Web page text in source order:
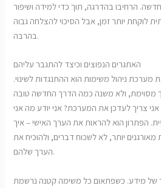
הרחיבו בהדרגה, תוך כדי למידה ושיפור
לוקחת יותר זמן, אבל הסיכוי להצלחה גבוה
בהרבה.
האתגרים הנפוצים וכיצד להתגבר עליהם
ניהול משימות הוא ההתנגדות לשינוי.
מסוימת, ולא משנה כמה הדרך החדשה טובה
צריך לעדכן את המערכת? אני יודע מה אני
הפתרון הוא להראות את הערך האישי – איך
יותר, לא לשכוח דברים, ולהוכיח את
הערך שלהם.
של מידע. כשפתאום כל משימה קטנה נרשמת